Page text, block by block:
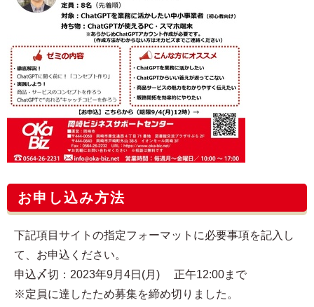
お申し込み方法
下記項目サイトの指定フォーマットに必要事項を記入し
て、お申込ください。
申込〆切：2023年9月4日(月) 正午12:00まで
※定員に達したため募集を締め切りました。